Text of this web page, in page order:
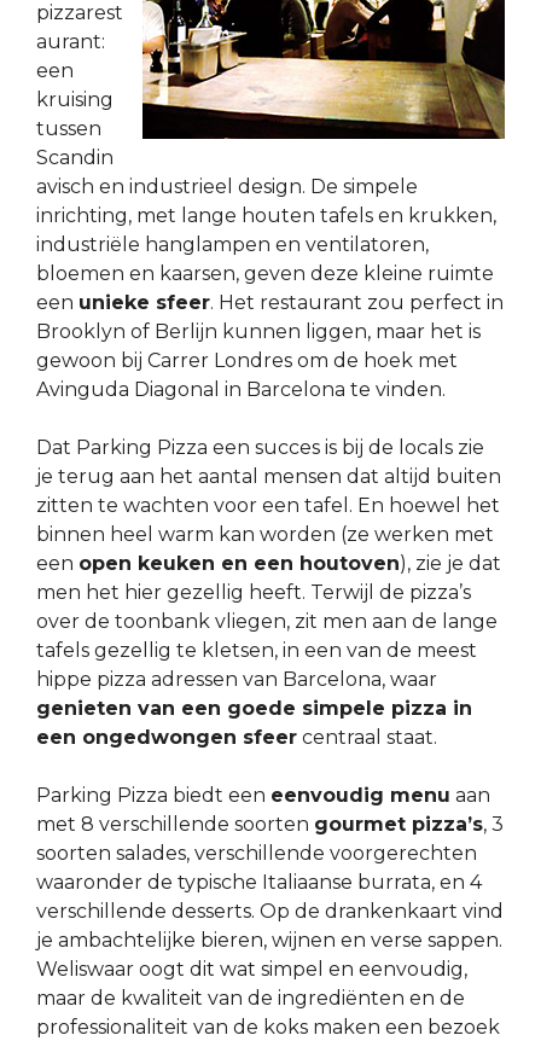
pizzarest
aurant:
een
kruising
tussen
Scandin
avisch en industrieel design. De simpele
inrichting, met lange houten tafels en krukken,
industriële hanglampen en ventilatoren,
bloemen en kaarsen, geven deze kleine ruimte
een unieke sfeer. Het restaurant zou perfect in
Brooklyn of Berlijn kunnen liggen, maar het is
gewoon bij Carrer Londres om de hoek met
Avinguda Diagonal in Barcelona te vinden.
Dat Parking Pizza een succes is bij de locals zie
je terug aan het aantal mensen dat altijd buiten
zitten te wachten voor een tafel. En hoewel het
binnen heel warm kan worden (ze werken met
een open keuken en een houtoven), zie je dat
men het hier gezellig heeft. Terwijl de pizza’s
over de toonbank vliegen, zit men aan de lange
tafels gezellig te kletsen, in een van de meest
hippe pizza adressen van Barcelona, waar
genieten van een goede simpele pizza in
een ongedwongen sfeer centraal staat.
Parking Pizza biedt een eenvoudig menu aan
met 8 verschillende soorten gourmet pizza’s, 3
soorten salades, verschillende voorgerechten
waaronder de typische Italiaanse burrata, en 4
verschillende desserts. Op de drankenkaart vind
je ambachtelijke bieren, wijnen en verse sappen.
Weliswaar oogt dit wat simpel en eenvoudig,
maar de kwaliteit van de ingrediënten en de
professionaliteit van de koks maken een bezoek